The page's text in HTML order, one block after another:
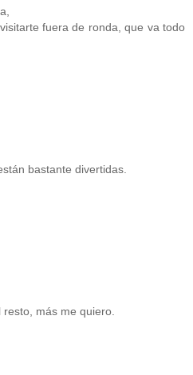
fuera de ronda, que va todo
bastante divertidas.
más me quiero.